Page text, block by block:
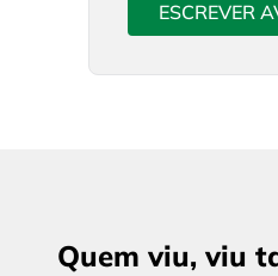
ESCREVER
Quem viu, viu